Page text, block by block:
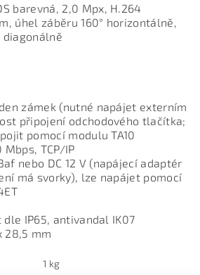
barevná, 2,0 Mpx, H.264
úhel záběru 160° horizontálně,
diagonálně
zámek (nutné napájet externím
připojení odchodového tlačítka;
pomocí moduluTA10
TCP/IP
nebo DC 12 V (napájecí adaptér
má svorky), lze napájet pomocí
IP65, antivandal IK07
28,5 mm
1 kg